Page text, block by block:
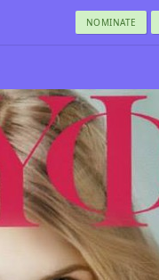
NOMINATE